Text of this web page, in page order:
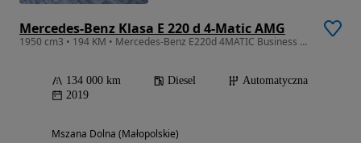
Mercedes-Benz Klasa E 220 d 4-Matic AMG
1950 cm3 • 194 KM • Mercedes-Benz E220d 4MATIC Business | 2019 | 194 KM | Automat | Pakiet
134 000 km Diesel
Automatyczna
2019
Mszana Dolna (Małopolskie)